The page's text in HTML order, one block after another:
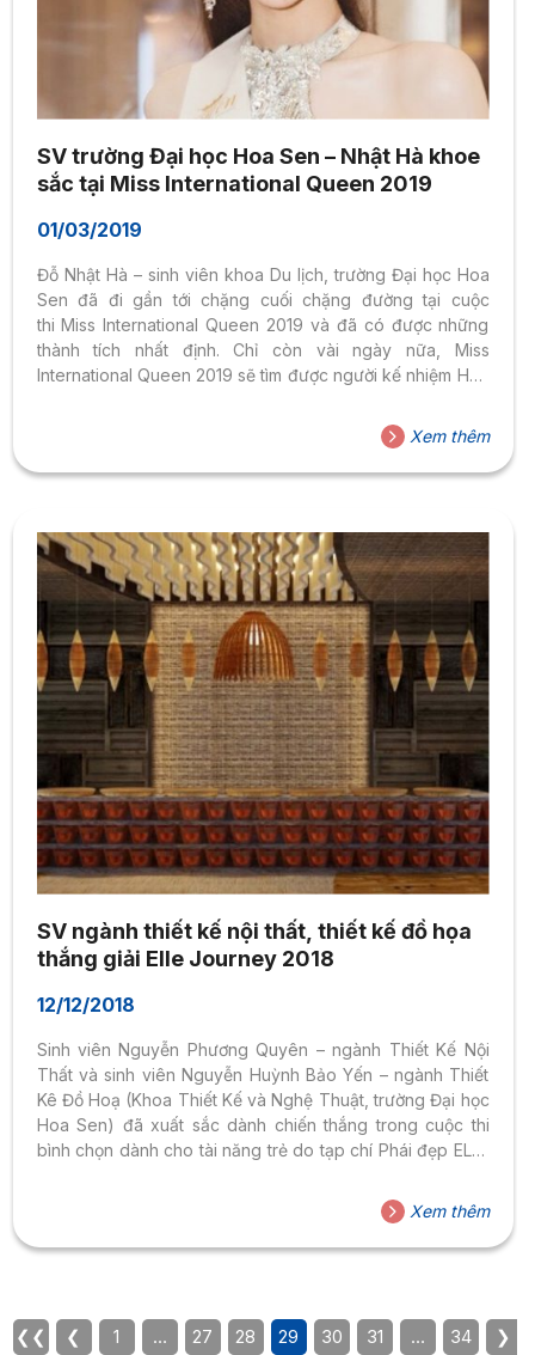
SV trường Đại học Hoa Sen – Nhật Hà khoe
sắc tại Miss International Queen 2019
01/03/2019
Đỗ Nhật Hà – sinh viên khoa Du lịch, trường Đại học Hoa
Sen đã đi gần tới chặng cuối chặng đường tại cuộc
thi Miss International Queen 2019 và đã có được những
thành tích nhất định. Chỉ còn vài ngày nữa, Miss
International Queen 2019 sẽ tìm được người kế nhiệm Hoa
đồng LGBT. Đỗ Nhật Hà – sinh viên trường Đại học Hoa
Sen, đại diện cho nhan sắc Việt Nam mang lại nhiều kỳ
vọng cho khán giả và có thể, một chiến thắng
Xem thêm
SV ngành thiết kế nội thất, thiết kế đồ họa
thắng giải Elle Journey 2018
12/12/2018
Sinh viên Nguyễn Phương Quyên – ngành Thiết Kế Nội
Thất và sinh viên Nguyễn Huỳnh Bảo Yến – ngành Thiết
Kê Đồ Hoạ (Khoa Thiết Kế và Nghệ Thuật, trường Đại học
Hoa Sen) đã xuất sắc dành chiến thắng trong cuộc thi
bình chọn dành cho tài năng trẻ do tạp chí Phái đẹp ELLE
tạp chí Phái đẹp ELLE đã phối hợp cùng trường đại học
Đại Học Hoa Sen, Đại Học Kiến Trúc TPHCM, Đại Học
Tôn Đức Thắng, Đại Học Quốc tế Hồng Bàng, Đại Học
Xem thêm
❮❮ ❮ 1 … 27 28 29 30 31 … 34 ❯